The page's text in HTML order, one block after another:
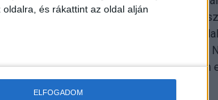
és rákattint az oldal alján
ELFOGADOM
közszolgálati
technológiai
– írja a Broadband
az átlagos nézőszám